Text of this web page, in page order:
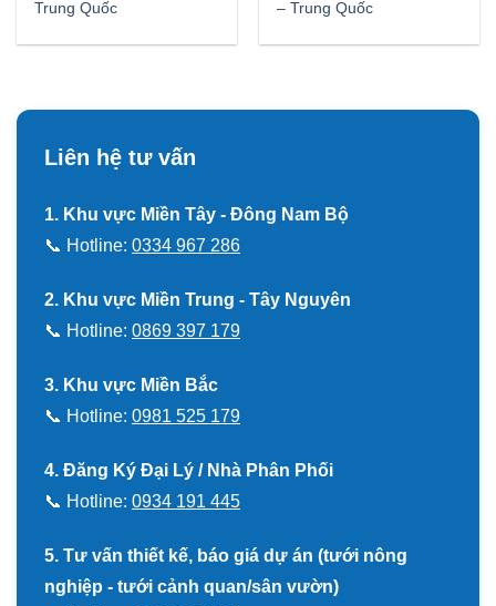
Trung Quốc – Trung Quốc
Liên hệ tư vấn
1. Khu vực Miền Tây - Đông Nam Bộ
📞 Hotline: 0334 967 286
2. Khu vực Miền Trung - Tây Nguyên
📞 Hotline: 0869 397 179
3. Khu vực Miền Bắc
📞 Hotline: 0981 525 179
4. Đăng Ký Đại Lý / Nhà Phân Phối
📞 Hotline: 0934 191 445
5. Tư vấn thiết kế, báo giá dự án (tưới nông
nghiệp - tưới cảnh quan/sân vườn)